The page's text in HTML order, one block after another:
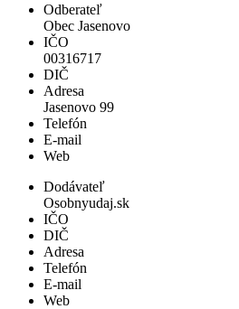
Odberateľ
Obec Jasenovo
IČO
00316717
DIČ
Adresa
Jasenovo 99
Telefón
E-mail
Web
Dodávateľ
Osobnyudaj.sk
IČO
DIČ
Adresa
Telefón
E-mail
Web